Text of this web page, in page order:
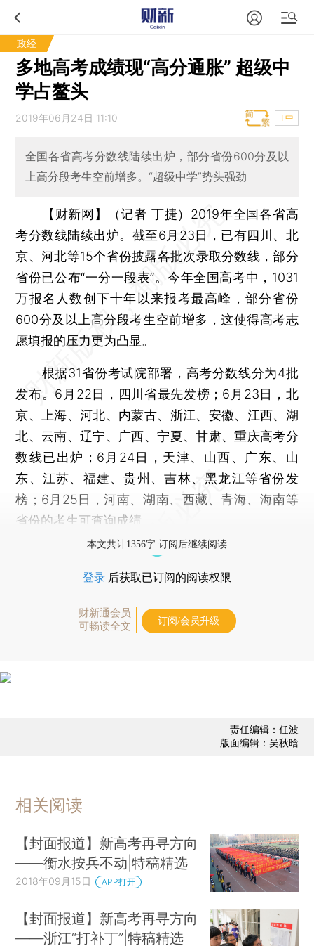
政经
多地高考成绩现“高分通胀” 超级中
学占鳌头
2019年06月24日 11:10 T中
全国各省高考分数线陆续出炉，部分省份600分及以
上高分段考生空前增多。“超级中学”势头强劲
【财新网】（记者 丁捷） 2019年全国各省高
考分数线陆续出炉。截至6月23日，已有四川、北
京、河北等15个省份披露各批次录取分数线，部分
省份已公布“一分一段表”。今年全国高考中，1031
万报名人数创下十年以来报考最高峰，部分省份
600分及以上高分段考生空前增多，这使得高考志
愿填报的压力更为凸显。
根据31省份考试院部署，高考分数线分为4批
发布。6月22日，四川省最先发榜；6月23日，北
京、上海、河北、内蒙古、浙江、安徽、江西、湖
北、云南、辽宁、广西、宁夏、甘肃、重庆高考分
数线已出炉；6月24日，天津、山西、广东、山
东、江苏、福建、贵州、吉林、黑龙江等省份发
榜；6月25日，河南、湖南、西藏、青海、海南等
省份的考生可查询成绩。
本文共计1356字 订阅后继续阅读
登录 后获取已订阅的阅读权限
财新通会员
可畅读全文
订阅/会员升级
责任编辑：任波
版面编辑：吴秋晗
相关阅读
【封面报道】新高考再寻方向
——衡水按兵不动|特稿精选
2018年09月15日 APP打开
【封面报道】新高考再寻方向
——浙江“打补丁”|特稿精选